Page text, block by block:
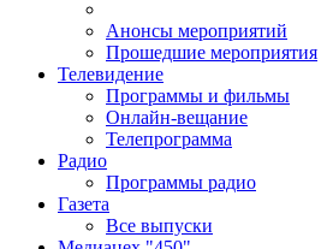
Анонсы мероприятий
Прошедшие мероприятия
Телевидение
Программы и фильмы
Онлайн-вещание
Телепрограмма
Радио
Программы радио
Газета
Все выпуски